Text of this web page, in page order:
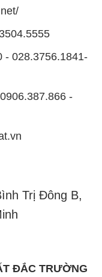
- 028.3756.1841-
-
Trị Đông B,
ĐẮC TRƯỜNG